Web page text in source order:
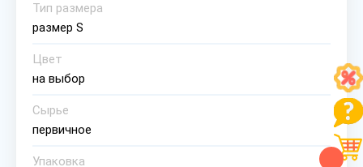
Тип размера
размер S
Цвет
на выбор
Сырье
первичное
Упаковка